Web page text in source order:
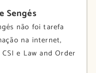
Sengés
não foi tarefa
na internet,
e Law and Order